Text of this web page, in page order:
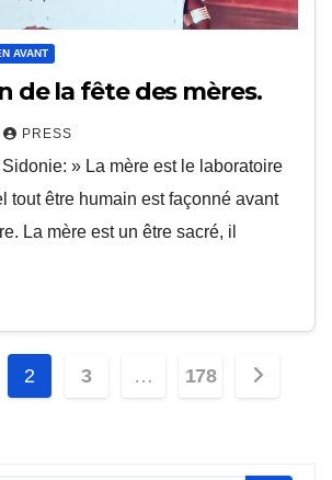
AVANT
de la fête des mères.
PRESS
» La mère est le laboratoire
tout être humain est façonné avant
La mère est un être sacré, il
2 3 … 178